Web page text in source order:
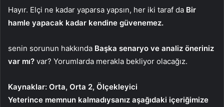
Hayır. Elçi ne kadar yaparsa yapsın, her iki taraf da Bir
hamle yapacak kadar kendine güvenemez.
senin sorunun hakkında Başka senaryo ve analiz öneriniz
var mı? var? Yorumlarda merakla bekliyor olacağız.
Kaynaklar: Orta, Orta 2, Ölçekleyici
Yeterince memnun kalmadıysanız aşağıdaki içeriğimize